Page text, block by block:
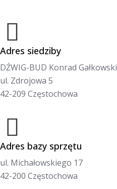
Adres siedziby
DŹWIG-BUD Konrad Gałkowski
ul. Zdrojowa 5
42-209 Częstochowa
Adres bazy sprzętu
ul. Michałowskiego 17
42-200 Częstochowa